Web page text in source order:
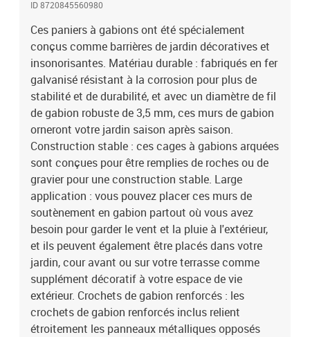
opposés afin que ces murs de soutènement en cage de pierre
puissent conserver leur forme même lorsqu'ils sont remplis de
roche ou d'autres matériaux. Utilisation pratique : une fois le
montage terminé, il vous suffit de remplir ces paniers muraux à
gabions de pierres pour une utilisation rapide. Ils peuvent être
remplis de matériaux naturels tels que du béton, du grès et de la
pierre colorée. Bon à savoir :Chaque produit est livré avec un
manuel de montage dans la boîte pour un montage facile. Les
pierres ne sont pas incluses dans la livraison.Couleur :
argentéMatériau : fer galvaniséDimensions : 200 x 30 x 180/200
cm (L x l x H)Taille du filet : 5 x 10 cm (L x l)Diamètre du fil : 3,5
mmLa livraison contient :3 x panier à gabions
ID 8720845560980
Ces paniers à gabions ont été spécialement
conçus comme barrières de jardin décoratives et
insonorisantes. Matériau durable : fabriqués en fer
galvanisé résistant à la corrosion pour plus de
stabilité et de durabilité, et avec un diamètre de fil
de gabion robuste de 3,5 mm, ces murs de gabion
orneront votre jardin saison après saison.
Construction stable : ces cages à gabions arquées
sont conçues pour être remplies de roches ou de
gravier pour une construction stable. Large
application : vous pouvez placer ces murs de
soutènement en gabion partout où vous avez
besoin pour garder le vent et la pluie à l'extérieur,
et ils peuvent également être placés dans votre
jardin, cour avant ou sur votre terrasse comme
supplément décoratif à votre espace de vie
extérieur. Crochets de gabion renforcés : les
crochets de gabion renforcés inclus relient
étroitement les panneaux métalliques opposés